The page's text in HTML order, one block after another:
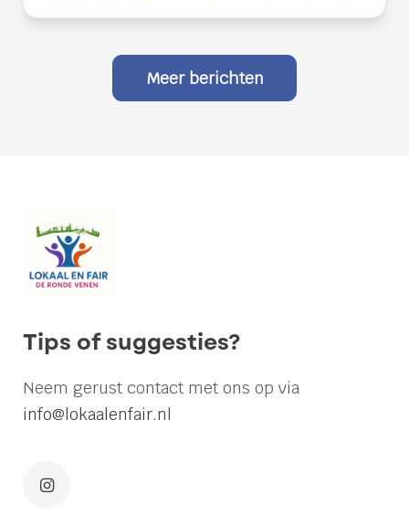
Meer berichten
Fair
stelt
vragen
nieuwe
regels
papierinzameling:
“Verenigingen
duidelijkheid”
Tips of suggesties?
Neem gerust contact met ons op via
info@lokaalenfair.nl